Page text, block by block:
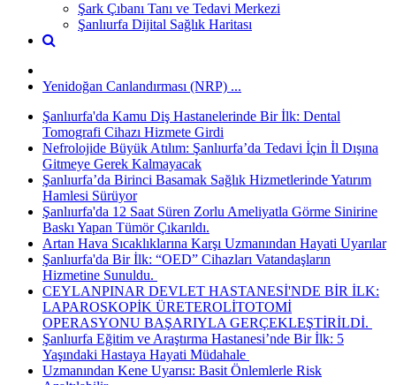
Şark Çıbanı Tanı ve Tedavi Merkezi
Şanlıurfa Dijital Sağlık Haritası
Yenidoğan Canlandırması (NRP) ...
Şanlıurfa'da Kamu Diş Hastanelerinde Bir İlk: Dental
Tomografi Cihazı Hizmete Girdi
Nefrolojide Büyük Atılım: Şanlıurfa’da Tedavi İçin İl Dışına
Gitmeye Gerek Kalmayacak
Şanlıurfa’da Birinci Basamak Sağlık Hizmetlerinde Yatırım
Hamlesi Sürüyor
Şanlıurfa'da 12 Saat Süren Zorlu Ameliyatla Görme Sinirine
Baskı Yapan Tümör Çıkarıldı.
Artan Hava Sıcaklıklarına Karşı Uzmanından Hayati Uyarılar
Şanlıurfa'da Bir İlk: “OED” Cihazları Vatandaşların
Hizmetine Sunuldu. ​
CEYLANPINAR DEVLET HASTANESİ'NDE BİR İLK:
LAPAROSKOPİK ÜRETEROLİTOTOMİ
OPERASYONU BAŞARIYLA GERÇEKLEŞTİRİLDİ. ​
Şanlıurfa Eğitim ve Araştırma Hastanesi’nde Bir İlk: 5
Yaşındaki Hastaya Hayati Müdahale ​
Uzmanından Kene Uyarısı: Basit Önlemlerle Risk